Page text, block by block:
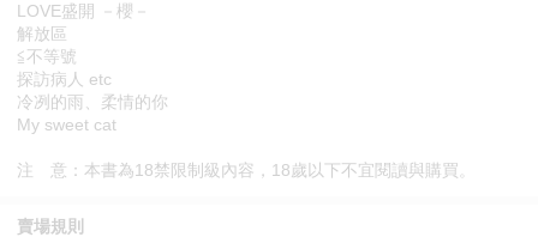
LOVE盛開 －櫻－
解放區
≦不等號
探訪病人 etc
冷冽的雨、柔情的你
My sweet cat
注 意：本書為18禁限制級內容，18歲以下不宜閱讀與購買。
賣場規則